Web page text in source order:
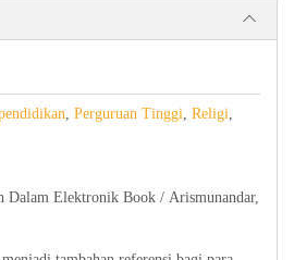
, Perguruan Tinggi, Religi,
Dalam Elektronik Book / Arismunandar,